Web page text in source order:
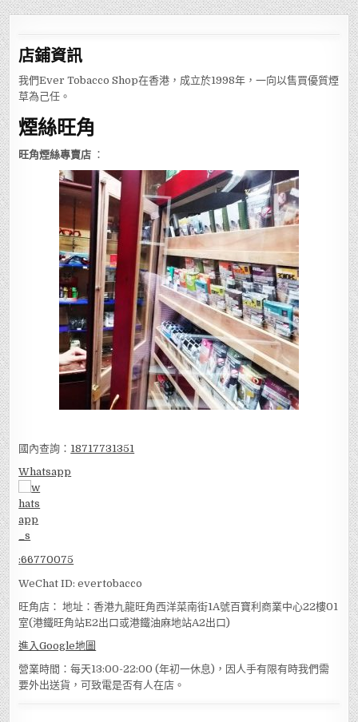
店鋪資訊
我們Ever Tobacco Shop在香港，成立於1998年，一向以售買優質煙
草為己任。
煙絲旺角
旺角煙絲專賣店 ：
國內查詢： 18717731351
Whatsapp
:66770075
WeChat ID: evertobacco
旺角店： 地址：香港九龍旺角西洋菜南街1A號百寶利商業中心22樓01
室(港鐵旺角站E2出口或港鐵油麻地站A2出口)
進入Google地圖
營業時間：每天13:00-22:00 (年初一休息)，因人手有限有時我們需
要外出送貨，可致電是否有人在店。